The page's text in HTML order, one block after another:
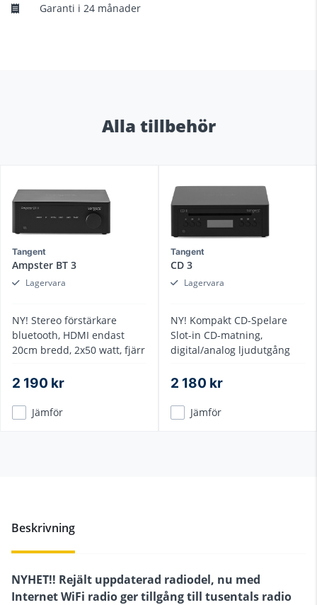
Garanti i 24 månader
Alla tillbehör
Tangent
Ampster BT 3
Lagervara
NY! Stereo förstärkare
bluetooth, HDMI endast
20cm bredd, 2x50 watt, fjärr
2 190 kr
Jämför
Tangent
CD 3
Lagervara
NY! Kompakt CD-Spelare
Slot-in CD-matning,
digital/analog ljudutgång
2 180 kr
Jämför
Beskrivning
NYHET!! Rejält uppdaterad radiodel, nu med
Internet WiFi radio ger tillgång till tusentals radio